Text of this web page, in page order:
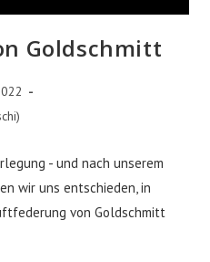
Goldschmitt
- und nach unserem
wir uns entschieden, in
von Goldschmitt